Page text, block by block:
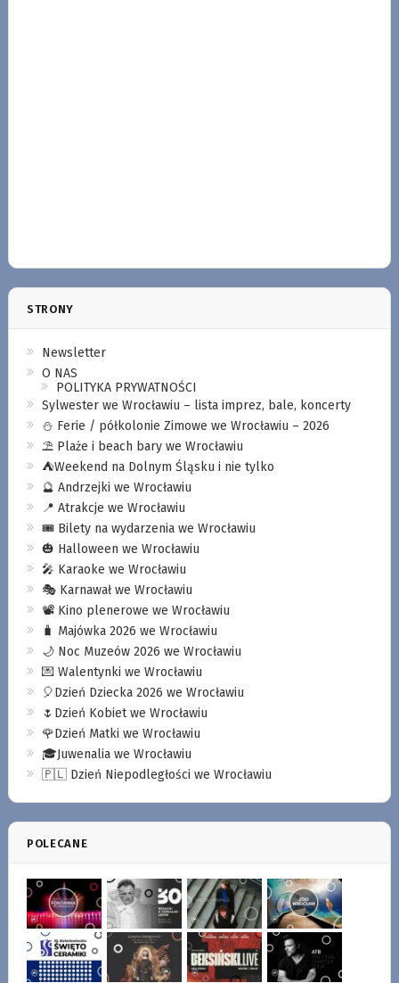
STRONY
Newsletter
O NAS
POLITYKA PRYWATNOŚCI
Sylwester we Wrocławiu – lista imprez, bale, koncerty
⛄️ Ferie / półkolonie Zimowe we Wrocławiu – 2026
⛱️ Plaże i beach bary we Wrocławiu
⛺️Weekend na Dolnym Śląsku i nie tylko
🔮 Andrzejki we Wrocławiu
📍 Atrakcje we Wrocławiu
🎟️ Bilety na wydarzenia we Wrocławiu
🎃 Halloween we Wrocławiu
🎤 Karaoke we Wrocławiu
🎭 Karnawał we Wrocławiu
📽️ Kino plenerowe we Wrocławiu
🧳 Majówka 2026 we Wrocławiu
🌙 Noc Muzeów 2026 we Wrocławiu
💌 Walentynki we Wrocławiu
🎈Dzień Dziecka 2026 we Wrocławiu
🌷Dzień Kobiet we Wrocławiu
🌹Dzień Matki we Wrocławiu
🎓Juwenalia we Wrocławiu
🇵🇱 Dzień Niepodległości we Wrocławiu
POLECANE